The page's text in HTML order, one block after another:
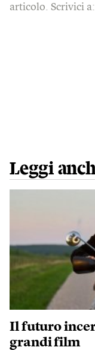
articolo. Scrivici a:
Leggi
Il futuro
grandi film